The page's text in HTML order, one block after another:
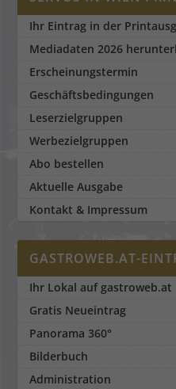
Ihr Eintrag in der
Mediadaten 2026
Erscheinungstermin
Geschäftsbedingungen
Leserzielgruppen
Werbezielgruppen
Abo bestellen
Aktuelle Ausgabe
Kontakt & Impressum
GASTROWEB.AT-
Ihr Lokal auf gastroweb.at
Gratis Neueintrag
Panorama 360°
Bilderbuch
Administration